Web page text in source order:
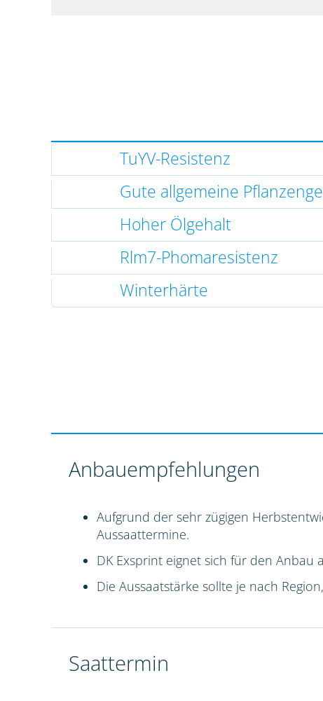
TuYV-Resistenz
Gute allgemeine
Hoher Ölgehalt
Rlm7-Phomaresistenz
Winterhärte
Anbauempfehlungen
Aufgrund der sehr zügigen
Aussaattermine.
DK Exsprint eignet sich für den Anbau
Die Aussaatstärke sollte je nach
Saattermin